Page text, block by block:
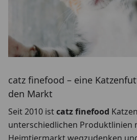
catz finefood – eine
den Markt
Seit 2010 istcatz finefood
unterschiedlichen Produktlinien